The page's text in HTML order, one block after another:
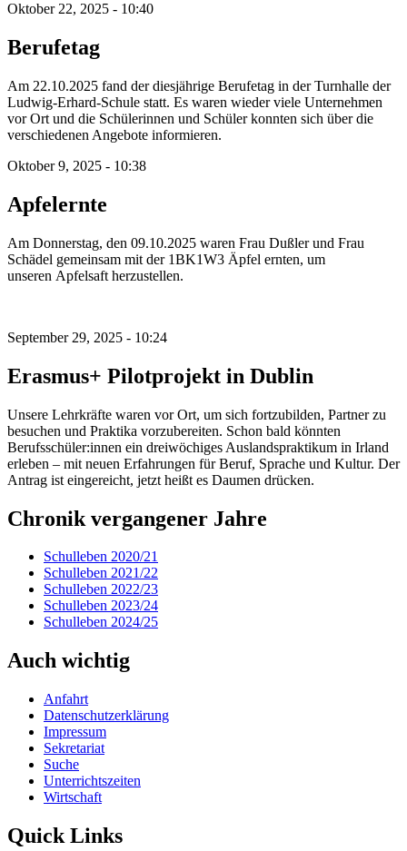
Oktober 22, 2025 - 10:40
Berufetag
Am 22.10.2025 fand der diesjährige Berufetag in der Turnhalle der
Ludwig-Erhard-Schule statt. Es waren wieder viele Unternehmen
vor Ort und die Schülerinnen und Schüler konnten sich über die
verschiedenen Angebote informieren.
Oktober 9, 2025 - 10:38
Apfelernte
Am Donnerstag, den 09.10.2025 waren Frau Dußler und Frau
Schädel gemeinsam mit der 1BK1W3 Äpfel ernten, um
unseren Apfelsaft herzustellen.
September 29, 2025 - 10:24
Erasmus+ Pilotprojekt in Dublin
Unsere Lehrkräfte waren vor Ort, um sich fortzubilden, Partner zu
besuchen und Praktika vorzubereiten. Schon bald könnten
Berufsschüler:innen ein dreiwöchiges Auslandspraktikum in Irland
erleben – mit neuen Erfahrungen für Beruf, Sprache und Kultur. Der
Antrag ist eingereicht, jetzt heißt es Daumen drücken.
Chronik vergangener Jahre
Schulleben 2020/21
Schulleben 2021/22
Schulleben 2022/23
Schulleben 2023/24
Schulleben 2024/25
Auch wichtig
Anfahrt
Datenschutzerklärung
Impressum
Sekretariat
Suche
Unterrichtszeiten
Wirtschaft
Quick Links